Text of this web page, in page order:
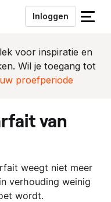
Inloggen
S
u
i
u
voor inspiratie en
Wil je toegang tot
proefperiode
weegt niet meer
verhouding weinig
wordt.